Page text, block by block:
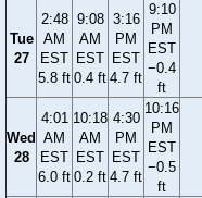
Tue
27
2:48
AM
EST
5.8 ft
9:08
AM
EST
0.4 ft
3:16
PM
EST
4.7 ft
9:10
PM
EST
−0.4
ft
Wed
28
4:01
AM
EST
6.0 ft
10:18
AM
EST
0.2 ft
4:30
PM
EST
4.7 ft
10:16
PM
EST
−0.5
ft